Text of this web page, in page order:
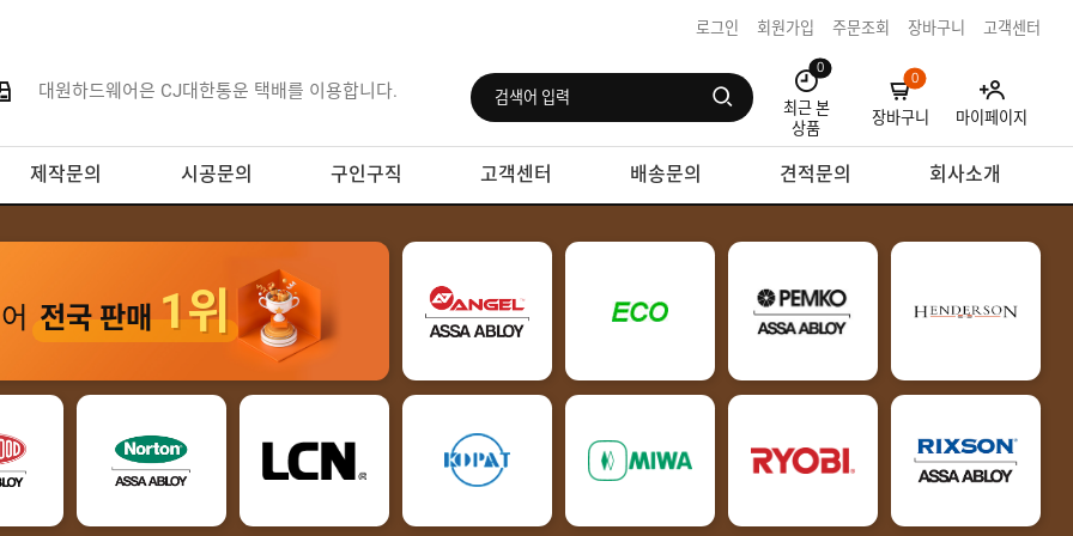
로그인 회원가입 주문조회 장바구니 고객센터
대원하드웨어은 CJ대한통운 택배를 이용합니다.
0
최근 본
상품
0
장바구니 마이페이지
제작문의 시공문의 구인구직 고객센터 배송문의 견적문의 회사소개
전국 판매1위